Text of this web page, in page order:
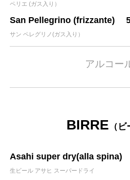
ペリエ (ガス入り）
San Pellegrino (frizzante)
サン ペレグリノ(ガス入り）
アルコー
BIRRE （ビ
Asahi super dry(alla spina)
生ビール アサヒ スーパードライ